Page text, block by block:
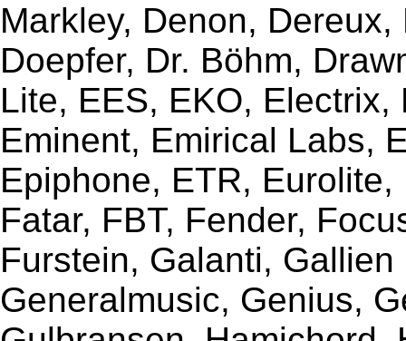
Markley, Denon,
Doepfer, Dr. Böhm,
Lite, EES, EKO,
Eminent, Emirical Labs,
Epiphone, ETR,
Fatar, FBT, Fender,
Furstein, Galanti,
Generalmusic, Genius,